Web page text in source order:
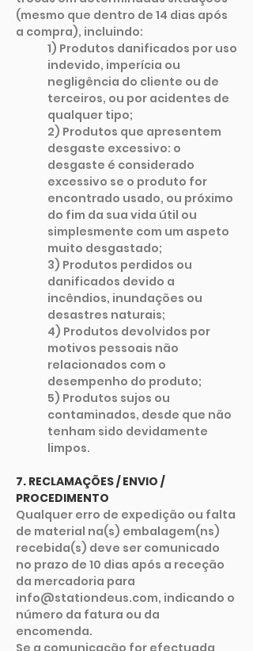
(mesmo que dentro de 14 dias após
a compra), incluindo:
1) Produtos danificados por uso
indevido, imperícia ou
negligência do cliente ou de
terceiros, ou por acidentes de
qualquer tipo;
2) Produtos que apresentem
desgaste excessivo: o
desgaste é considerado
excessivo se o produto for
encontrado usado, ou próximo
do fim da sua vida útil ou
simplesmente com um aspeto
muito desgastado;
3) Produtos perdidos ou
danificados devido a
incêndios, inundações ou
desastres naturais;
4) Produtos devolvidos por
motivos pessoais não
relacionados com o
desempenho do produto;
5) Produtos sujos ou
contaminados, desde que não
tenham sido devidamente
limpos.
7. RECLAMAÇÕES / ENVIO /
PROCEDIMENTO
Qualquer erro de expedição ou falta
de material na(s) embalagem(ns)
recebida(s) deve ser comunicado
no prazo de 10 dias após a receção
da mercadoria para
info@stationdeus.com, indicando o
número da fatura ou da
encomenda.